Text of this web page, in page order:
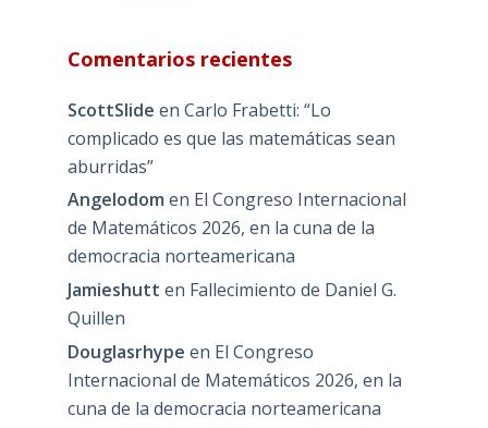
Comentarios recientes
ScottSlide en Carlo Frabetti: “Lo
complicado es que las matemáticas sean
aburridas”
Angelodom en El Congreso Internacional
de Matemáticos 2026, en la cuna de la
democracia norteamericana
Jamieshutt en Fallecimiento de Daniel G.
Quillen
Douglasrhype en El Congreso
Internacional de Matemáticos 2026, en la
cuna de la democracia norteamericana